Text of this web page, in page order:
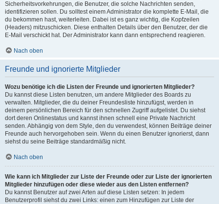
Sicherheitsvorkehrungen, die Benutzer, die solche Nachrichten senden,
identifizieren sollen. Du solltest einem Administrator die komplette E-Mail, die
du bekommen hast, weiterleiten. Dabei ist es ganz wichtig, die Kopfzeilen
(Headers) mitzuschicken. Diese enthalten Details über den Benutzer, der die
E-Mail verschickt hat. Der Administrator kann dann entsprechend reagieren.
Nach oben
Freunde und ignorierte Mitglieder
Wozu benötige ich die Listen der Freunde und ignorierten Mitglieder?
Du kannst diese Listen benutzen, um andere Mitglieder des Boards zu
verwalten. Mitglieder, die du deiner Freundesliste hinzufügst, werden in
deinem persönlichen Bereich für den schnellen Zugriff aufgelistet. Du siehst
dort deren Onlinestatus und kannst ihnen schnell eine Private Nachricht
senden. Abhängig von dem Style, den du verwendest, können Beiträge deiner
Freunde auch hervorgehoben sein. Wenn du einen Benutzer ignorierst, dann
siehst du seine Beiträge standardmäßig nicht.
Nach oben
Wie kann ich Mitglieder zur Liste der Freunde oder zur Liste der ignorierten
Mitglieder hinzufügen oder diese wieder aus den Listen entfernen?
Du kannst Benutzer auf zwei Arten auf diese Listen setzen: In jedem
Benutzerprofil siehst du zwei Links: einen zum Hinzufügen zur Liste der